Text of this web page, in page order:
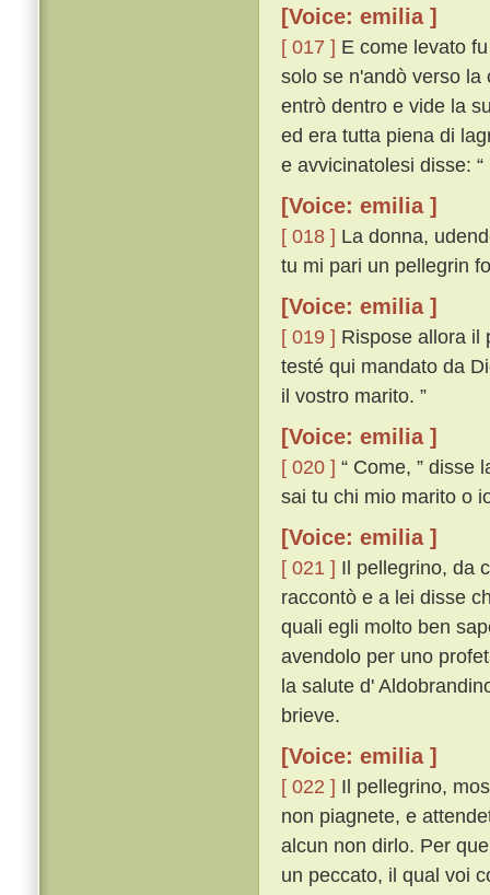
[Voice: emilia ]
[ 017 ] E come levato
solo se n'andò verso
entrò dentro e vide la
ed era tutta piena di
e avvicinatolesi disse:
[Voice: emilia ]
[ 018 ] La donna,
tu mi pari un pellegrin
[Voice: emilia ]
[ 019 ] Rispose allora il
testé qui mandato da
il vostro marito. ”
[Voice: emilia ]
[ 020 ] “ Come, ” disse
sai tu chi mio marito o
[Voice: emilia ]
[ 021 ] Il pellegrino, da
raccontò e a lei disse
quali egli molto ben
avendolo per uno
la salute d'
brieve.
[Voice: emilia ]
[ 022 ] Il pellegrino,
non piagnete, e
alcun non dirlo. Per
un peccato, il qual voi